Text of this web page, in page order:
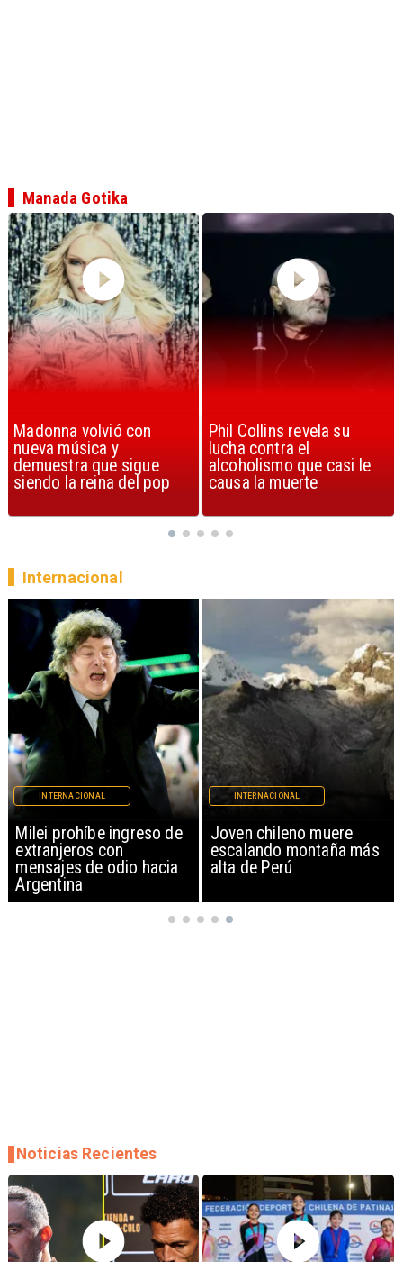
Phil Collins revela su
lucha contra el
alcoholismo que casi le
causa la muerte
U2 lanza nuevo sencillo
con estribillo en español:
Streets of Dreams
Manada Gotika
Milei prohíbe ingreso de
extranjeros con
mensajes de odio hacia
Argentina
INTERNACIONAL
Joven chileno muere
escalando montaña más
alta de Perú
INTERNACIONAL
Internacional
Noticias Recientes